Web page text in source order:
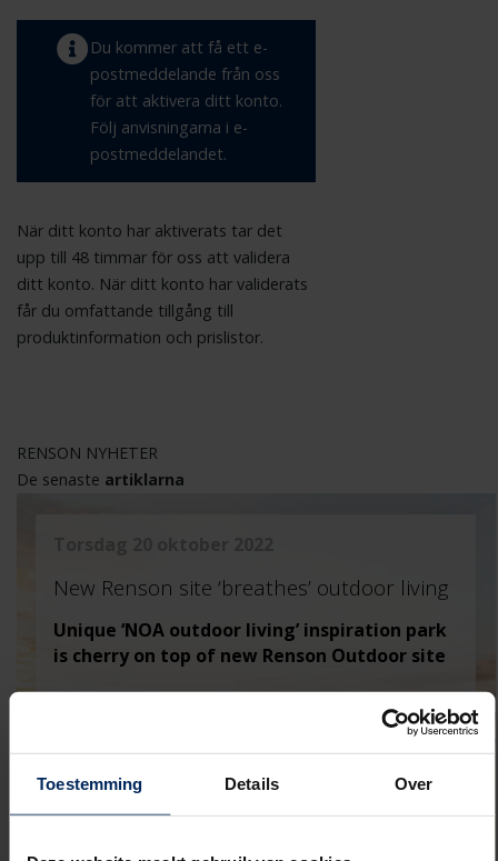
Toestemming Details Over
Du kommer att få ett e-
postmeddelande från oss
för att aktivera ditt konto.
Följ anvisningarna i e-
postmeddelandet.
När ditt konto har aktiverats tar det
upp till 48 timmar för oss att validera
ditt konto. När ditt konto har validerats
får du omfattande tillgång till
produktinformation och prislistor.
RENSON NYHETER
De senaste artiklarna​
New Renson site ‘breathes’ outdoor living
Unique ‘NOA outdoor living’ inspiration park
is cherry on top of new Renson Outdoor site
The production of Renson ‘outdoor living
Read more